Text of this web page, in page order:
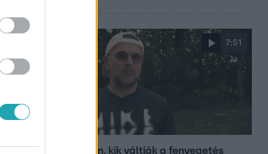
7:51
Megvan, kik váltják a fenyegetés